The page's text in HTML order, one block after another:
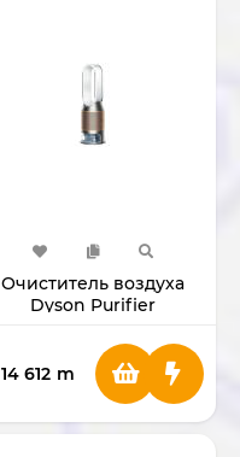
Очиститель воздуха
Dyson Purifier
NOx)
14 612 m